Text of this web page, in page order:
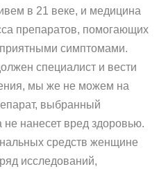
в 21 веке, и медицина
препаратов, помогающих
симптомами.
специалист и вести
мы же не можем на
выбранный
не нанесет вред здоровью.
средств женщине
исследований,